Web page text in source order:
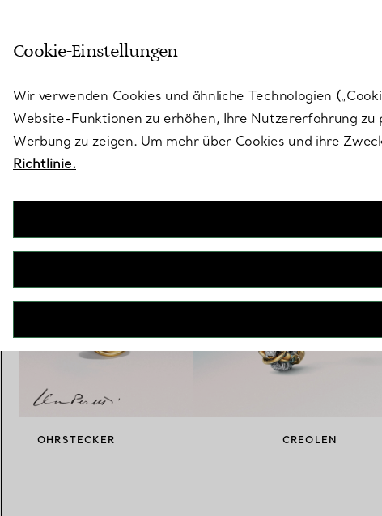
OHRSTECKER CREOLEN
Cookie-Einstellungen
Wir verwenden Cookies und ähnliche Technologien
Website-Funktionen zu erhöhen, Ihre Nutzererfahrung
Werbung zu zeigen. Um mehr über Cookies und ihre
Richtlinie.